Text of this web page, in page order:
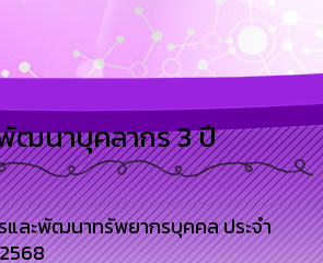
นาบุคลากร 3 ปี
และพัฒนาทรัพยากรบุคคล ประจำ